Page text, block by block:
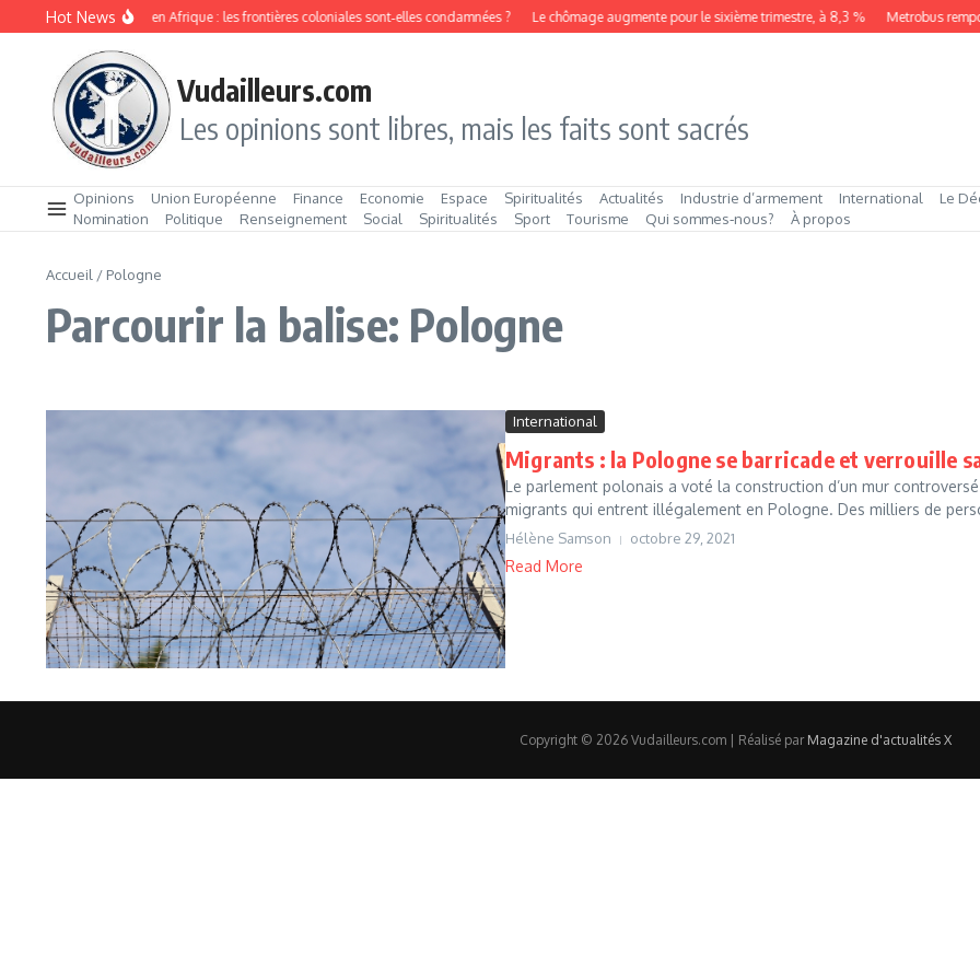
Aller au contenu
Hot News
Division ethnique en Afrique : les frontières coloniales sont‑elles condamnées ? Le chômage augmente pour le sixième trimestre, à 8,3 % Metrobus
Vudailleurs.com
Les opinions sont libres, mais les faits sont sacrés
Opinions Union Européenne Finance Economie Espace Spiritualités Actualités Industrie d’armement International
Le
Nomination
Politique Renseignement Social Spiritualités Sport Tourisme Qui sommes‑nous? À propos
Accueil / Pologne
Parcourir la balise: Pologne
International
Migrants : la Pologne se barricade et verrouille
Le parlement polonais a voté la construction d’un mur
migrants qui entrent illégalement en Pologne. Des milliers de
Hélène Samson octobre 29, 2021
Read More
Copyright © 2026 Vudailleurs.com | Réalisé par Magazine d'actualités X